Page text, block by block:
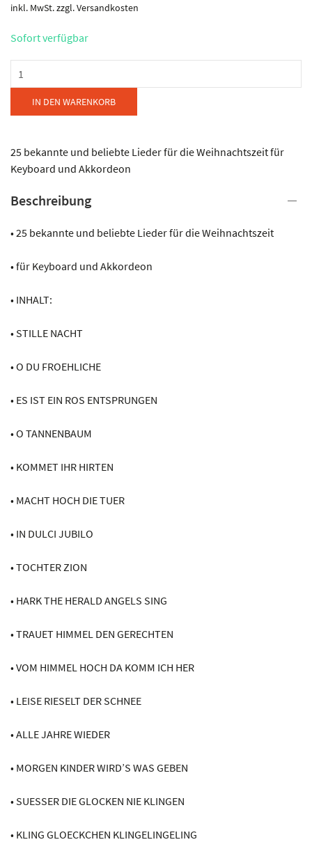
inkl. MwSt.zzgl.Versandkosten
Sofort verfügbar
Musikverlag
Lieder
Weihnachtszeit
Menge
IN DEN WARENKORB
25 bekannte und beliebte Lieder für die Weihnachtszeit für
Keyboard und Akkordeon
Beschreibung
• 25 bekannte und beliebte Lieder für die Weihnachtszeit
• für Keyboard und Akkordeon
• INHALT:
• STILLE NACHT
• O DU FROEHLICHE
• ES IST EIN ROS ENTSPRUNGEN
• O TANNENBAUM
• KOMMET IHR HIRTEN
• MACHT HOCH DIE TUER
• IN DULCI JUBILO
• TOCHTER ZION
• HARK THE HERALD ANGELS SING
• TRAUET HIMMEL DEN GERECHTEN
• VOM HIMMEL HOCH DA KOMM ICH HER
• LEISE RIESELT DER SCHNEE
• ALLE JAHRE WIEDER
• MORGEN KINDER WIRD’S WAS GEBEN
• SUESSER DIE GLOCKEN NIE KLINGEN
• KLING GLOECKCHEN KLINGELINGELING